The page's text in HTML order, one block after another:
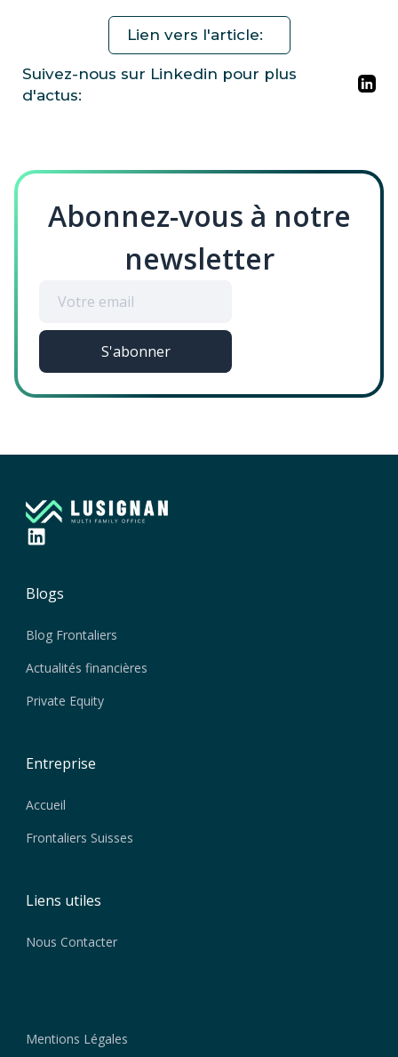
Lien vers l'article:
Suivez-nous sur Linkedin pour plus
d'actus:
Abonnez-vous à notre
newsletter
Blogs
Blog Frontaliers
Actualités financières
Private Equity
Entreprise
Accueil
Frontaliers Suisses
Liens utiles
Nous Contacter
Mentions Légales